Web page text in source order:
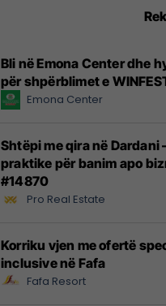
Bli në Emona Center dhe
për shpërblimet e
Emona Center
Shtëpi me qira në Dardani
praktike për banim apo
#14870
Pro Real Estate
Korriku vjen me ofertë
inclusive në Fafa
Fafa Resort